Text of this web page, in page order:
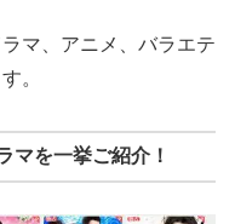
マ、アニメ、バラエテ
。
マを一挙ご紹介！